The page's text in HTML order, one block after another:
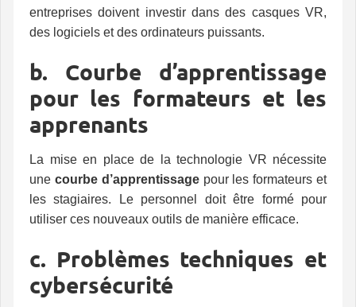
entreprises doivent investir dans des casques VR,
des logiciels et des ordinateurs puissants.
b. Courbe d’apprentissage
pour les formateurs et les
apprenants
La mise en place de la technologie VR nécessite
une courbe d’apprentissagepour les formateurs et
les stagiaires. Le personnel doit être formé pour
utiliser ces nouveaux outils de manière efficace.
c. Problèmes techniques et
cybersécurité